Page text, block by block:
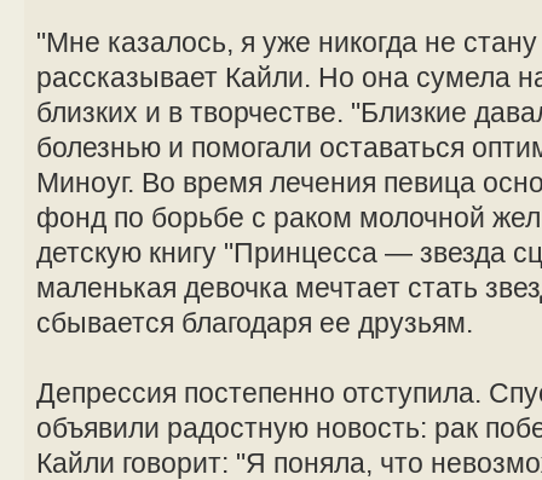
"Мне казалось, я уже никогда не
рассказывает Кайли. Но она сумела
близких и в творчестве. "Близкие
болезнью и помогали оставаться
Миноуг. Во время лечения певица
фонд по борьбе с раком молочной
детскую книгу "Принцесса — звезда
маленькая девочка мечтает стать
сбывается благодаря ее друзьям.
Депрессия постепенно отступила.
объявили радостную новость: рак
Кайли говорит: "Я поняла, что